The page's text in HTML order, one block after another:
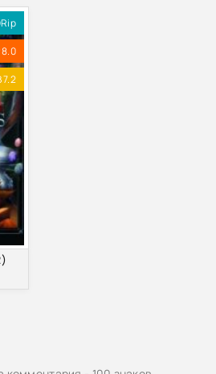
8.0
7.2